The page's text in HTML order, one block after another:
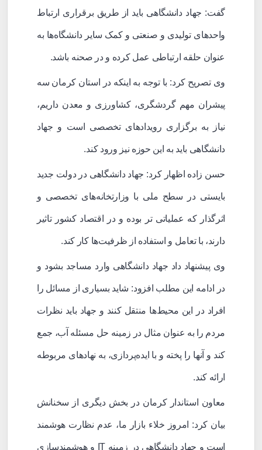
گفت: جهاد دانشگاهی باید از طریق برقراری ارتباط
واحدهای تولیدی و صنعتی و کمک سایر دانشگاه‌ها به
عنوان حلقه ارتباطی عمل کرده و در صحنه باشد.
وی تصریح کرد: با توجه به اینکه در استان کرمان سه
پیشران مهم گردشگری، کشاورزی و معدن داریم،
نیاز به برگزاری رویدادهای تخصصی است و جهاد
دانشگاهی باید به این حوزه نیز ورود کند.
حسن زاده اظهار کرد: جهاد دانشگاهی در دولت جدید
بایستی در سطح ملی با وزارتخانه‌های تخصصی و
اثرگذار که عملیاتی تر بوده و در اقتصاد کشور تاثیر
دارند، با تعامل و استفاده از ظرفیت‌ها کار کند.
وی پیشنهاد داد جهاد دانشگاهی وارد مساجد بشود و
در ادامه این مطلب افزود: شاید بسیاری از مسائل را
افراد در این محیط‌ها منتقل کنند و جهاد باید نظرات
مردم را به عنوان مثال در زمینه حل مسئله آب، جمع
کند و آنها را پخته و با ایده‌پردازی، به نهادهای مربوطه
ارائه کند.
معاون استاندار کرمان در بخش دیگری از سخنانش
بیان کرد: امروز خلاء بازار ما، عدم نظارت هوشمند
است و جهاد دانشگاهی در زمینه IT و هوشمندسازی